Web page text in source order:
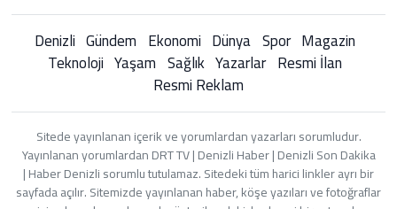
Denizli Gündem Ekonomi Dünya Spor Magazin
Teknoloji Yaşam Sağlık Yazarlar Resmi İlan
Resmi Reklam
Sitede yayınlanan içerik ve yorumlardan yazarları sorumludur.
Yayınlanan yorumlardan DRT TV | Denizli Haber | Denizli Son Dakika
| Haber Denizli sorumlu tutulamaz. Sitedeki tüm harici linkler ayrı bir
sayfada açılır. Sitemizde yayınlanan haber, köşe yazıları ve fotoğraflar